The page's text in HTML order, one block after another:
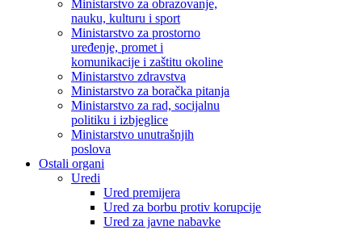
Ministarstvo za obrazovanje,
nauku, kulturu i sport
Ministarstvo za prostorno
uređenje, promet i
komunikacije i zaštitu okoline
Ministarstvo zdravstva
Ministarstvo za boračka pitanja
Ministarstvo za rad, socijalnu
politiku i izbjeglice
Ministarstvo unutrašnjih
poslova
Ostali organi
Uredi
Ured premijera
Ured za borbu protiv korupcije
Ured za javne nabavke